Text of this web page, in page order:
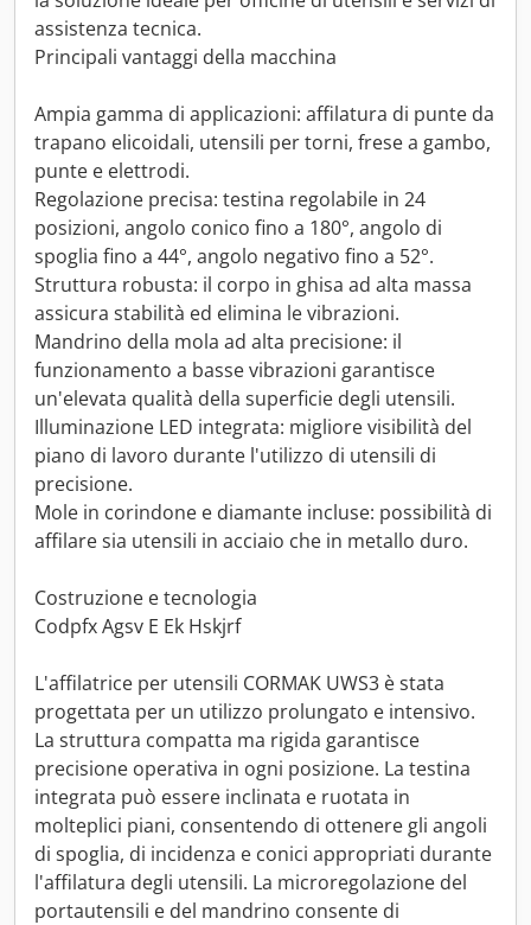
assistenza tecnica.
Principali vantaggi della macchina
Ampia gamma di applicazioni: affilatura di punte da
trapano elicoidali, utensili per torni, frese a gambo,
punte e elettrodi.
Regolazione precisa: testina regolabile in 24
posizioni, angolo conico fino a 180°, angolo di
spoglia fino a 44°, angolo negativo fino a 52°.
Struttura robusta: il corpo in ghisa ad alta massa
assicura stabilità ed elimina le vibrazioni.
Mandrino della mola ad alta precisione: il
funzionamento a basse vibrazioni garantisce
un'elevata qualità della superficie degli utensili.
Illuminazione LED integrata: migliore visibilità del
piano di lavoro durante l'utilizzo di utensili di
precisione.
Mole in corindone e diamante incluse: possibilità di
affilare sia utensili in acciaio che in metallo duro.
Costruzione e tecnologia
Codpfx Agsv E Ek Hskjrf
L'affilatrice per utensili CORMAK UWS3 è stata
progettata per un utilizzo prolungato e intensivo.
La struttura compatta ma rigida garantisce
precisione operativa in ogni posizione. La testina
integrata può essere inclinata e ruotata in
molteplici piani, consentendo di ottenere gli angoli
di spoglia, di incidenza e conici appropriati durante
l'affilatura degli utensili. La microregolazione del
portautensili e del mandrino consente di